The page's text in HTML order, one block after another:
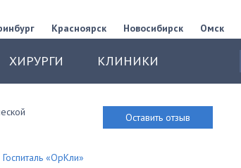
Красноярск Новосибирск Омск
ХИРУРГИ КЛИНИКИ
Оставить отзыв
«ОрКли»